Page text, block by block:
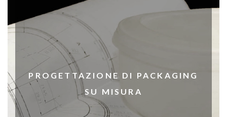
PROGETTAZIONE DI PACKAGING
SU MISURA